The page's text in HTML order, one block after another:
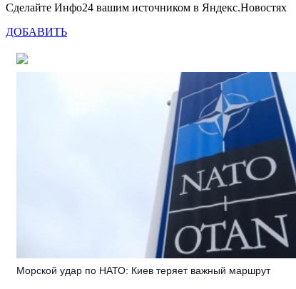
Сделайте Инфо24 вашим источником в Яндекс.Новостях
ДОБАВИТЬ
Морской удар по НАТО: Киев теряет важный маршрут